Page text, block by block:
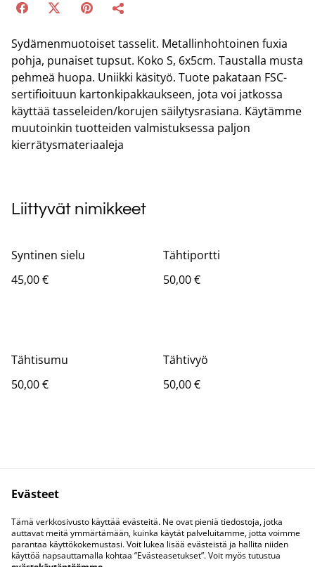
Sydämenmuotoiset tasselit. Metallinhohtoinen fuxia
pohja, punaiset tupsut. Koko S, 6x5cm. Taustalla musta
pehmeä huopa. Uniikki käsityö. Tuote pakataan FSC-
sertifioituun kartonkipakkaukseen, jota voi jatkossa
käyttää tasseleiden/korujen säilytysrasiana. Käytämme
muutoinkin tuotteiden valmistuksessa paljon
kierrätysmateriaaleja
Liittyvät nimikkeet
Syntinen sielu
45,00 €
Tähtiportti
50,00 €
Tähtisumu
50,00 €
Tähtivyö
50,00 €
Kysy Coralta
Lakihommelit
Tietosuoja
Evästeet
Evästeet
Tämä verkkosivusto käyttää evästeitä. Ne ovat pieniä tiedostoja, jotka
auttavat meitä ymmärtämään, kuinka käytät palveluitamme, jotta voimme
parantaa käyttökokemustasi. Voit lukea lisää evästeistä ja hallita niiden
käyttöä napsauttamalla kohtaa ”Evästeasetukset”. Voit myös tutustua